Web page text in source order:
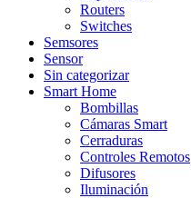
Routers
Switches
Semsores
Sensor
Sin categorizar
Smart Home
Bombillas
Cámaras Smart
Cerraduras
Controles Remotos
Difusores
Iluminación